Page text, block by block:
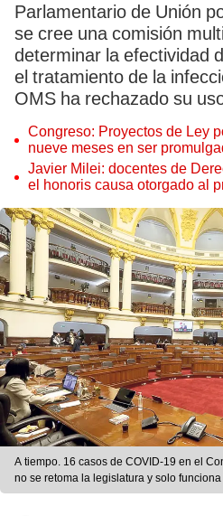
Parlamentario de Unión
se cree una comisión
determinar la efectividad
el tratamiento de la
OMS ha rechazado su
Congreso: Proyectos de Ley
nueve meses en ser
Javier Milei: docentes de
el honoris causa otorgado al
A tiempo. 16 casos de COVID-19 en el
no se retoma la legislatura y solo
difusión